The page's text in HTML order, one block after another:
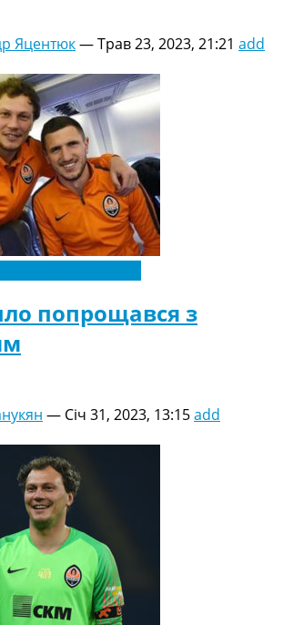
Яцентюк—Трав 23, 2023, 21:21 add
попрощався з
— Січ 31, 2023, 13:15add